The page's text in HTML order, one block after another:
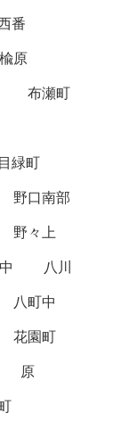
番
楡原
布瀬町
緑町
野口南部
野々上
八川
八町中
花園町
原